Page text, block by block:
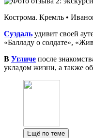
Кострома. Кремль •
Суздаль удивит своей
«Балладу о солдате»,
В Угличе после
укладом жизни, а также
Ещё по теме